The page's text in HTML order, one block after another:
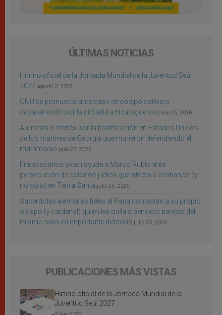
ÚLTIMAS NOTICIAS
Himno oficial de la Jornada Mundial de la Juventud Seúl
2027 agosto 3, 2026
ONU se pronuncia ante caso de obispo católico
desaparecido por la dictadura nicaragüense julio 25, 2026
Aumenta el interés por la beatificación en Estados Unidos
de los mártires de Georgia que murieron defendiendo el
matrimonio julio 25, 2026
Franciscanos piden ayuda a Marco Rubio ante
persecución de colonos judíos que afecta a cristianos (y
no sólo) en Tierra Santa julio 25, 2026
Sacerdotes alemanes fieles al Papa contestan a su propio
obispo (y cardenal) quien les orilla a bendecir parejas del
mismo sexo en importante diócesis julio 25, 2026
PUBLICACIONES MÁS VISTAS
Himno oficial de la Jornada Mundial de la
Juventud Seúl 2027